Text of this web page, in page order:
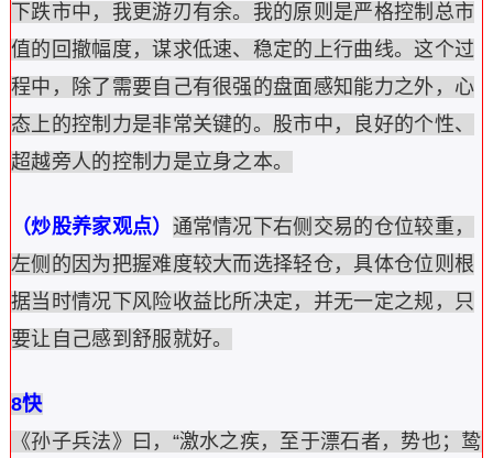
下跌市中，我更游刃有余。我的原则是严格控制总市
值的回撤幅度，谋求低速、稳定的上行曲线。这个过
程中，除了需要自己有很强的盘面感知能力之外，心
态上的控制力是非常关键的。股市中，良好的个性、
超越旁人的控制力是立身之本。
（炒股养家观点） 通常情况下右侧交易的仓位较重，
左侧的因为把握难度较大而选择轻仓，具体仓位则根
据当时情况下风险收益比所决定，并无一定之规，只
要让自己感到舒服就好。
8快
《孙子兵法》曰，“激水之疾，至于漂石者，势也；鸷